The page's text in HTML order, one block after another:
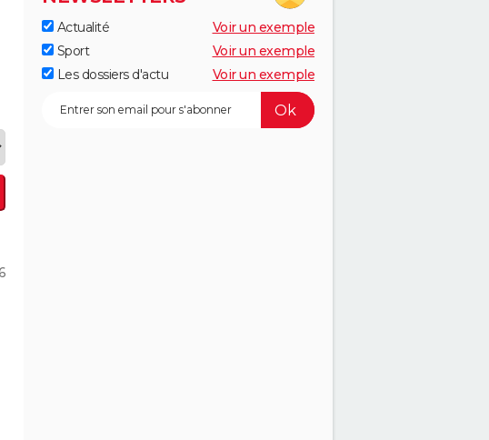
Actualité
Voir un exemple
Sport
Voir un exemple
Les dossiers d'actu
Voir un exemple